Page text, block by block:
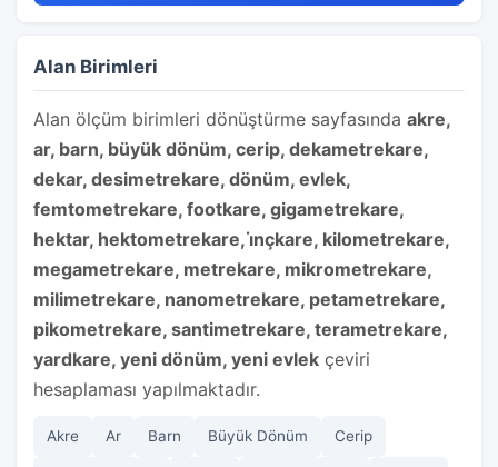
Alan Birimleri
Alan ölçüm birimleri dönüştürme sayfasında akre,
ar, barn, büyük dönüm, cerip, dekametrekare,
dekar, desimetrekare, dönüm, evlek,
femtometrekare, footkare, gigametrekare,
hektar, hektometrekare, i̇nçkare, kilometrekare,
megametrekare, metrekare, mikrometrekare,
milimetrekare, nanometrekare, petametrekare,
pikometrekare, santimetrekare, terametrekare,
yardkare, yeni dönüm, yeni evlek çeviri
hesaplaması yapılmaktadır.
Akre Ar Barn Büyük Dönüm Cerip